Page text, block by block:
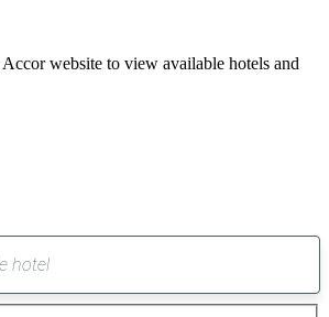
website to view available hotels and
sugerencia
encontrada